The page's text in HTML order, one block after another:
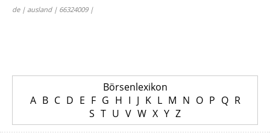
de | ausland | 66324009 |
Börsenlexikon
A B C D E F G H I J K L M N O P Q R
S T U V W X Y Z